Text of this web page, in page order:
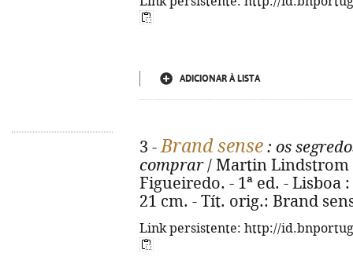
ADICIONAR À LISTA
3 -Brand sense : os
comprar/ Martin Lindstrom
Figueiredo. - 1ª ed. - Lisboa
21 cm. - Tít. orig.: Brand
Link persistente: http://